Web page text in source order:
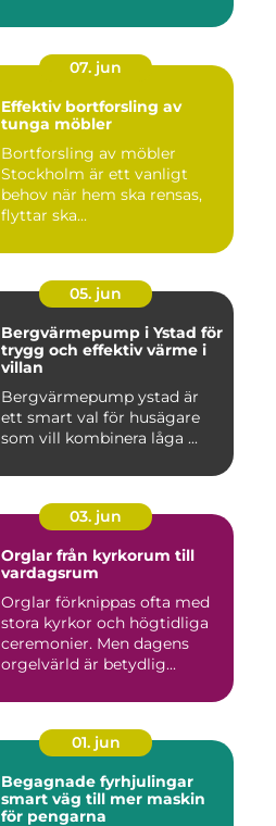
07. jun
Effektiv bortforsling av
tunga möbler
Bortforsling av möbler
Stockholm är ett vanligt
behov när hem ska rensas,
flyttar ska...
05. jun
Bergvärmepump i Ystad för
trygg och effektiv värme i
villan
Bergvärmepump ystad är
ett smart val för husägare
som vill kombinera låga ...
03. jun
Orglar från kyrkorum till
vardagsrum
Orglar förknippas ofta med
stora kyrkor och högtidliga
ceremonier. Men dagens
orgelvärld är betydlig...
01. jun
Begagnade fyrhjulingar
smart väg till mer maskin
för pengarna